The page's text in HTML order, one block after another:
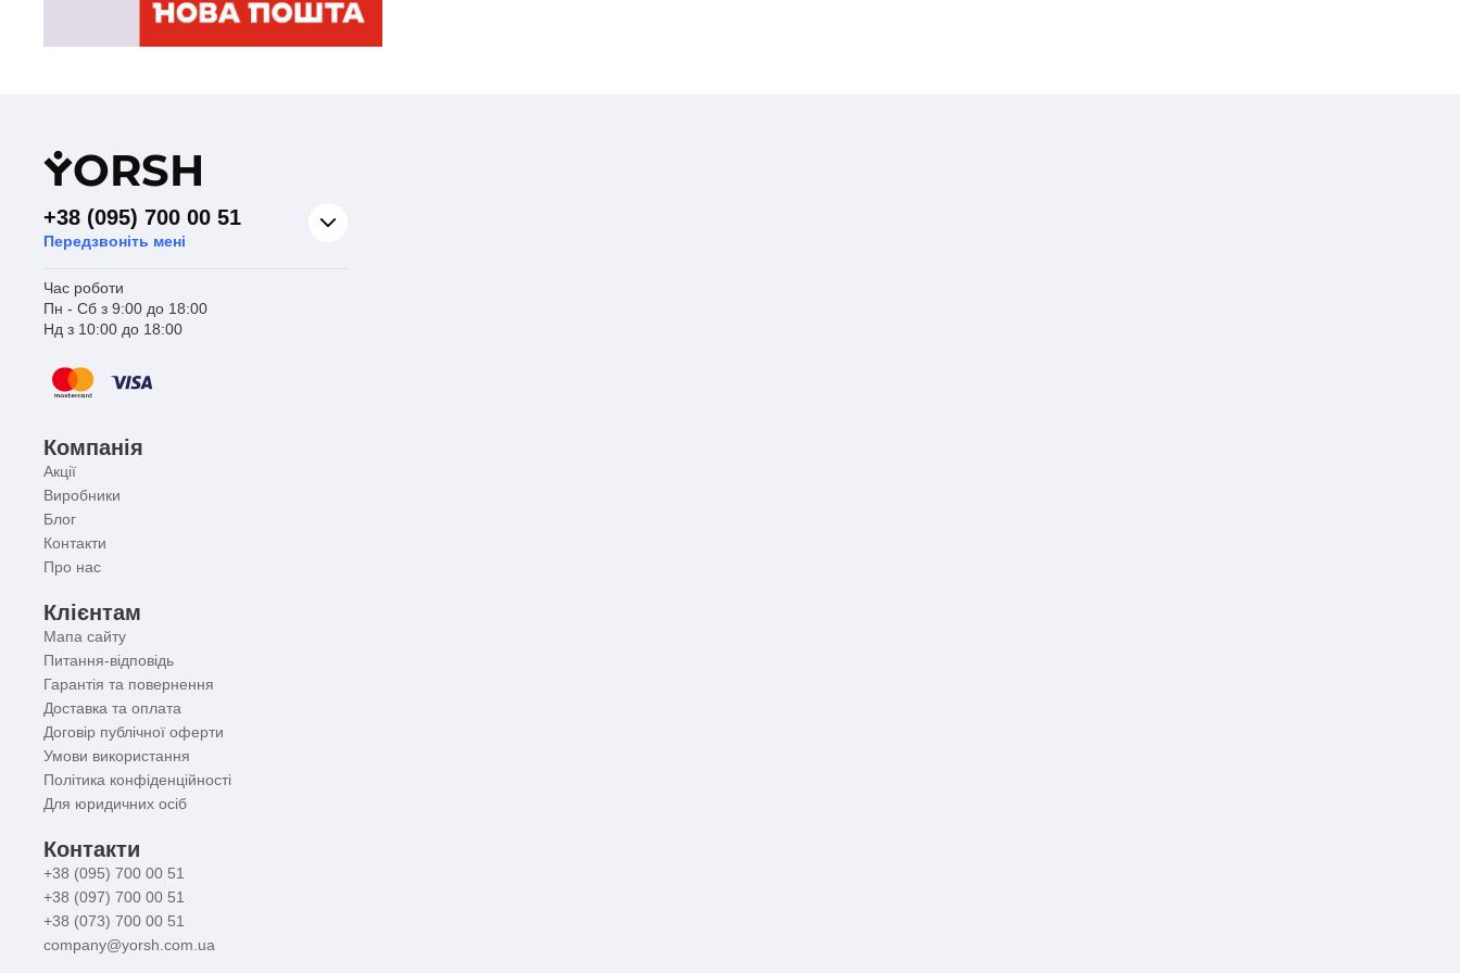
YORSH
+38 (095) 700 00 51
Передзвоніть мені
Час роботи
Пн - Сб з 9:00 до 18:00
Нд з 10:00 до 18:00
Компанія
Акції
Виробники
Блог
Контакти
Про нас
Клієнтам
Мапа сайту
Питання-відповідь
Гарантія та повернення
Доставка та оплата
Договір публічної оферти
Умови використання
Політика конфіденційності
Для юридичних осіб
Контакти
+38 (095) 700 00 51
+38 (097) 700 00 51
+38 (073) 700 00 51
company@yorsh.com.ua